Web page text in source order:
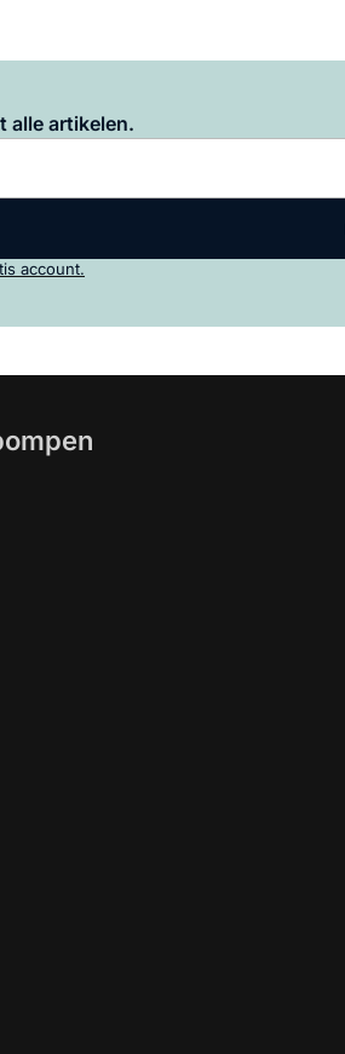
alle artikelen.
account.